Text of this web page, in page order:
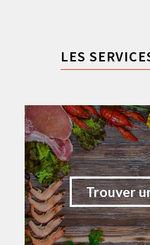
LES
Trouver